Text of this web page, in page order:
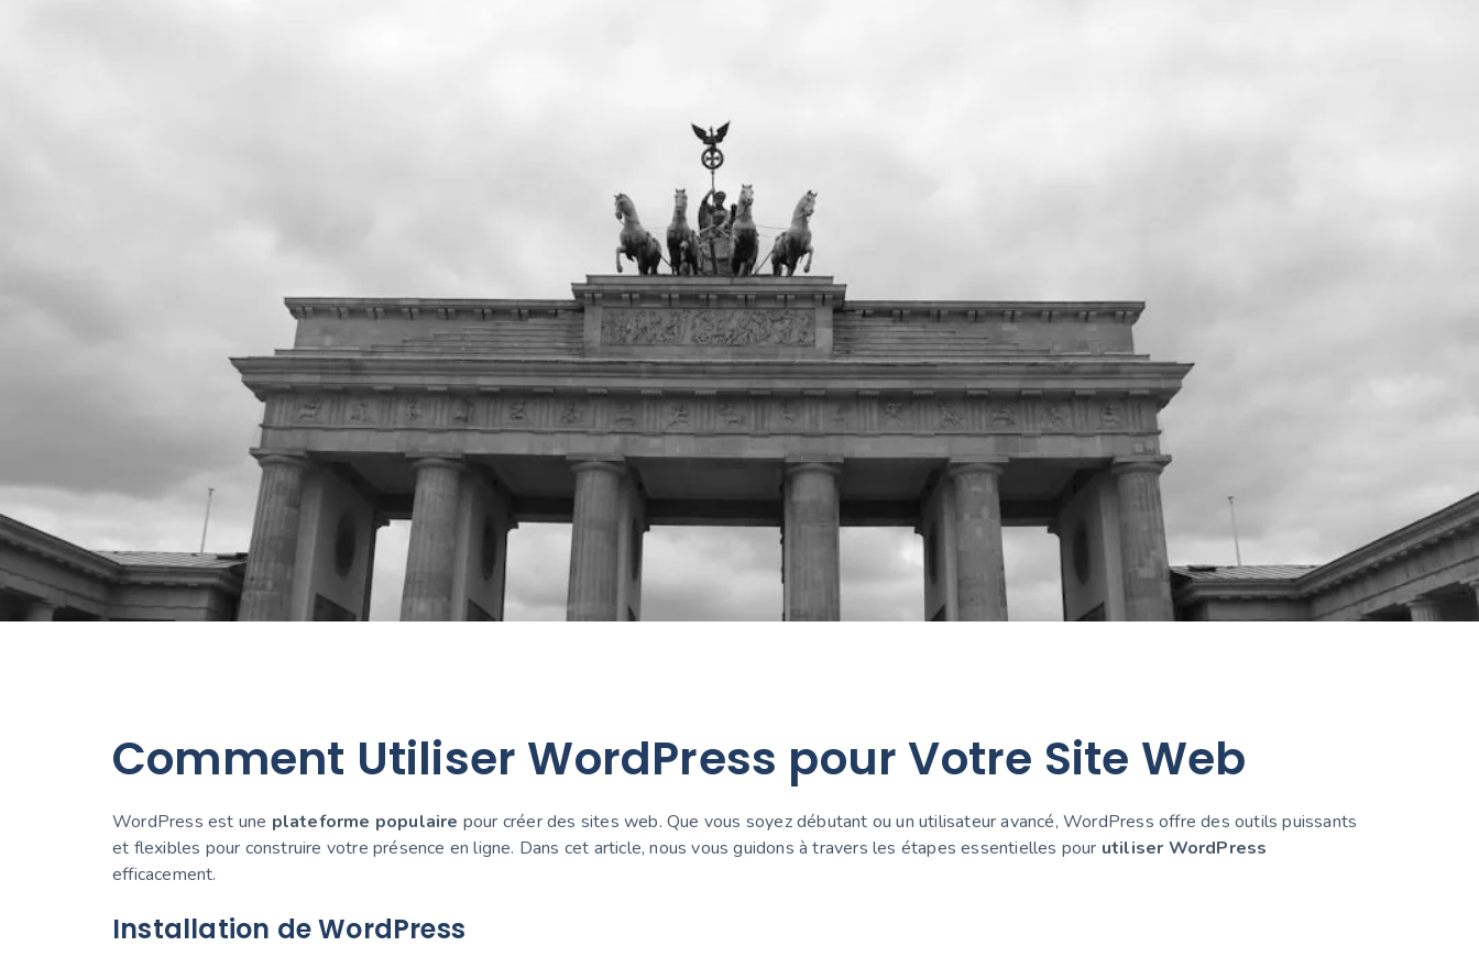
Comment Utiliser WordPress pour Votre Site Web
WordPress est une plateforme populaire pour créer des sites web. Que vous soyez débutant ou un utilisateur avancé, WordPress offre des outils puissants
et flexibles pour construire votre présence en ligne. Dans cet article, nous vous guidons à travers les étapes essentielles pour utiliser WordPress
efficacement.
Installation de WordPress